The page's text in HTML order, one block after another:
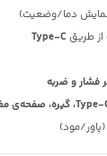
دما/وضعیت)
از طریق Type-C
فشار و ضربه
(پاور/مود)